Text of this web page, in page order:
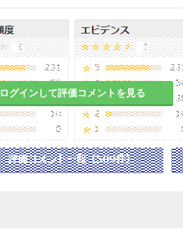
ログインして評価コメントを見る